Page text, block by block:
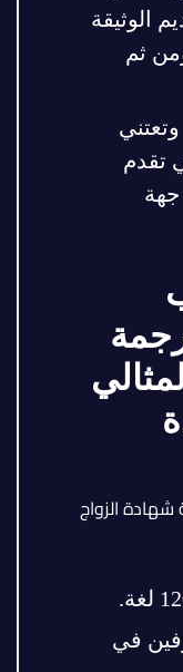
الوثيقة
ثم
تقدم
الزواج
في